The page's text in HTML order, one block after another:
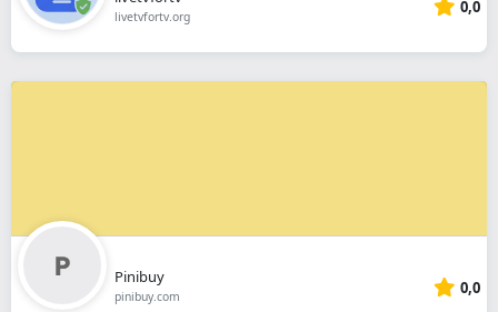
livetvfortv.org 0,0
Pinibuy
pinibuy.com 0,0